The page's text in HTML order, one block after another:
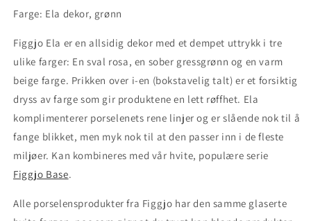
Farge: Ela dekor, grønn
Figgjo Ela er en allsidig dekor med et dempet uttrykk i tre
ulike farger: En sval rosa, en sober gressgrønn og en varm
beige farge. Prikken over i-en (bokstavelig talt) er et forsiktig
dryss av farge som gir produktene en lett røffhet. Ela
komplimenterer porselenets rene linjer og er slående nok til å
fange blikket, men myk nok til at den passer inn i de fleste
miljøer. Kan kombineres med vår hvite, populære serie
Figgjo Base.
Alle porselensprodukter fra Figgjo har den samme glaserte